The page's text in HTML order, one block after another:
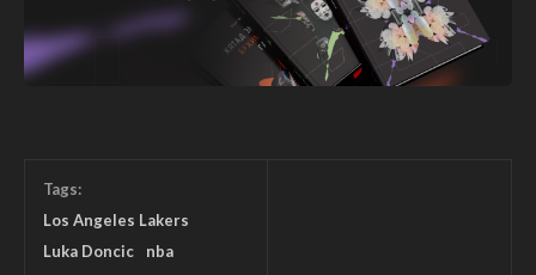
Tags:
Los Angeles Lakers
Luka Doncic
nba